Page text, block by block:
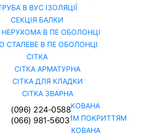
В ВУС ІЗОЛЯЦІЇ
СЕКЦІЯ БАЛКИ
В ПЕ ОБОЛОНЦІ
СТАЛЕВЕ В ПЕ ОБОЛОНЦІ
СІТКА
СІТКА АРМАТУРНА
СІТКА ДЛЯ КЛАДКИ
СІТКА ЗВАРНА
СІТКА ЗВАРНА ОЦИНКОВАНА
З ПОЛІМЕРНИМ ПОКРИТТЯМ
РАБИЦЯ ОЦИНКОВАНА
(096) 224-0588
(066) 981-5603